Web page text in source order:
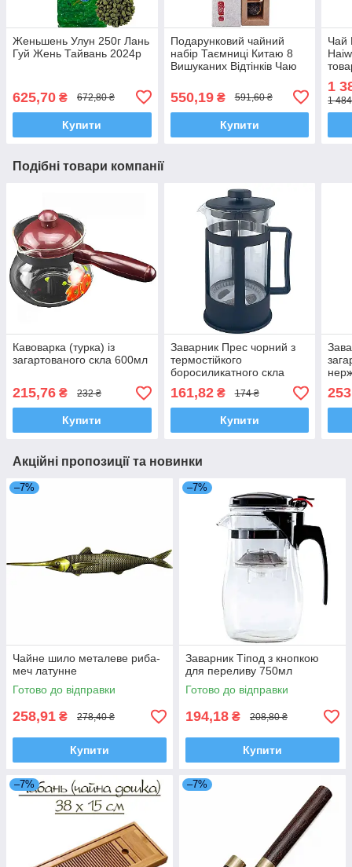
Женьшень Улун 250г Лань
Гуй Жень Тайвань 2024р
625,70 ₴ 672,80 ₴
Купити
Подарунковий чайний
набір Таємниці Китаю 8
Вишуканих Відтінків Чаю
550,19₴ 591,60 ₴
Купити
Чай
1
1
Подібні товари компанії
Кавоварка (турка) із
загартованого скла 600мл
215,76 ₴ 232 ₴
Купити
Заварник Прес чорний з
термостійкого
боросиликатного скла
600мл
161,82₴ 174 ₴
Купити
Акційні пропозиції та новинки
–7%
Чайне шило металеве риба-
меч латунне
Готово до відправки
258,91 ₴ 278,40 ₴
Купити
–7%
Заварник Тіпод з кнопкою
для переливу 750мл
Готово до відправки
194,18 ₴ 208,80 ₴
Купити
–7% –7%